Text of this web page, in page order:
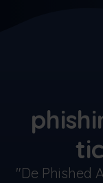
"De Phished